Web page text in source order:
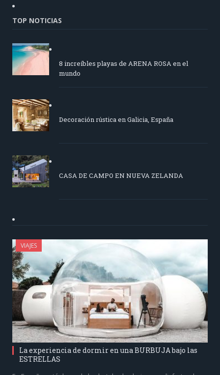
TOP NOTICIAS
8 increíbles playas de ARENA ROSA en el
mundo
Decoración rústica en Galicia, España
CASA DE CAMPO EN NUEVA ZELANDA
VIAJES
La experiencia de dormir en una BURBUJA bajo las
ESTRELLAS